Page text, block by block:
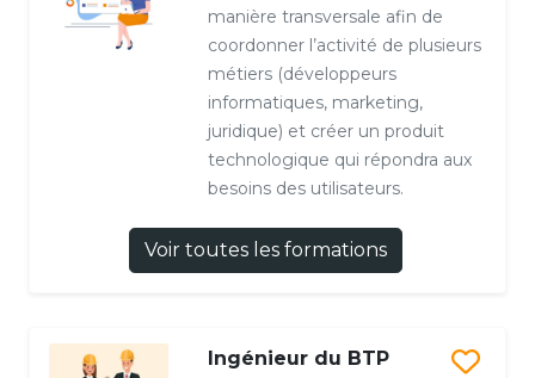
manière transversale afin de
coordonner l’activité de plusieurs
métiers (développeurs
informatiques, marketing,
juridique) et créer un produit
technologique qui répondra aux
besoins des utilisateurs.
Voir toutes les formations
Ingénieur du BTP